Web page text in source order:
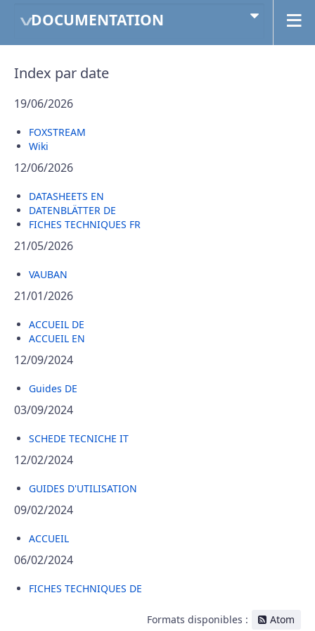
DOCUMENTATION
Index par date
19/06/2026
FOXSTREAM
Wiki
12/06/2026
DATASHEETS EN
DATENBLÄTTER DE
FICHES TECHNIQUES FR
21/05/2026
VAUBAN
21/01/2026
ACCUEIL DE
ACCUEIL EN
12/09/2024
Guides DE
03/09/2024
SCHEDE TECNICHE IT
12/02/2024
GUIDES D'UTILISATION
09/02/2024
ACCUEIL
06/02/2024
FICHES TECHNIQUES DE
Formats disponibles : Atom